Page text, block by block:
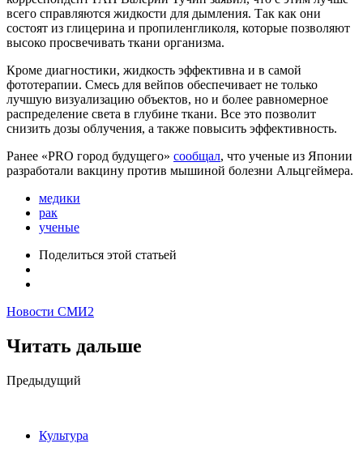
всего справляются жидкости для дымления. Так как они
состоят из глицерина и пропиленгликоля, которые позволяют
высоко просвечивать ткани организма.
Кроме диагностики, жидкость эффективна и в самой
фототерапии. Смесь для вейпов обеспечивает не только
лучшую визуализацию объектов, но и более равномерное
распределение света в глубине ткани. Все это позволит
снизить дозы облучения, а также повысить эффективность.
Ранее «PRO город будущего» сообщал, что ученые из Японии
разработали вакцину против мышиной болезни Альцгеймера.
медики
рак
ученые
Поделиться этой статьей
Новости СМИ2
Читать дальше
Post
Предыдущий
Культура